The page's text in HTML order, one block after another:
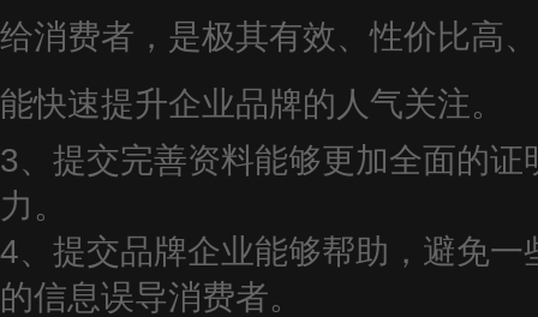
给消费者，是极其有效、性价比高、
能快速提升企业品牌的人气关注。
3、提交完善资料能够更加全面的
力。
4、提交品牌企业能够帮助，避免
的信息误导消费者。